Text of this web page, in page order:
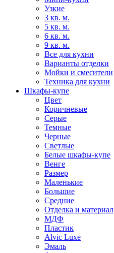
Узкие
3 кв. м.
5 кв. м.
6 кв. м.
9 кв. м.
Все для кухни
Варианты отделки
Мойки и смесители
Техника для кухни
Шкафы-купе
Цвет
Коричневые
Серые
Темные
Черные
Светлые
Белые шкафы-купе
Венге
Размер
Маленькие
Большие
Средние
Отделка и материал
МДФ
Пластик
Alvic Luxe
Эмаль